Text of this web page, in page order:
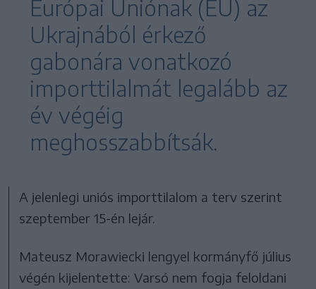
Európai Uniónak (EU) az
Ukrajnából érkező
gabonára vonatkozó
importtilalmát legalább az
év végéig
meghosszabbítsák.
A jelenlegi uniós importtilalom a terv szerint
szeptember 15-én lejár.
Mateusz Morawiecki lengyel kormányfő július
végén kijelentette: Varsó nem fogja feloldani